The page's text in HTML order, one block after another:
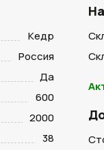
Кедр
Россия
Да
600
2000
38